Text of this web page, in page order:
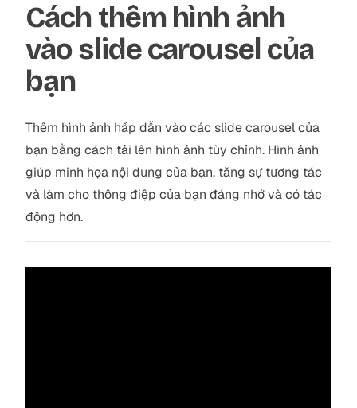
Cách thêm hình ảnh
vào slide carousel của
bạn
Thêm hình ảnh hấp dẫn vào các slide carousel của
bạn bằng cách tải lên hình ảnh tùy chỉnh. Hình ảnh
giúp minh họa nội dung của bạn, tăng sự tương tác
và làm cho thông điệp của bạn đáng nhớ và có tác
động hơn.